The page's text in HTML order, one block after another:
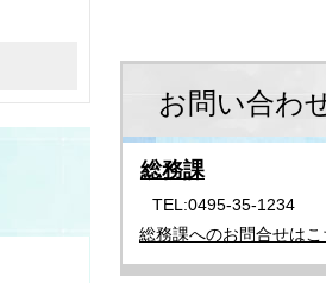
お問い合わ
総務課
TEL:0495-35-1234
総務課へのお問合せはこ